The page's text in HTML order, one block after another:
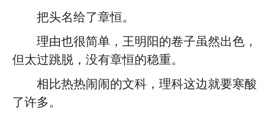
把头名给了章恒。
理由也很简单，王明阳的卷子虽然出色，
但太过跳脱，没有章恒的稳重。
相比热热闹闹的文科，理科这边就要寒酸
了许多。